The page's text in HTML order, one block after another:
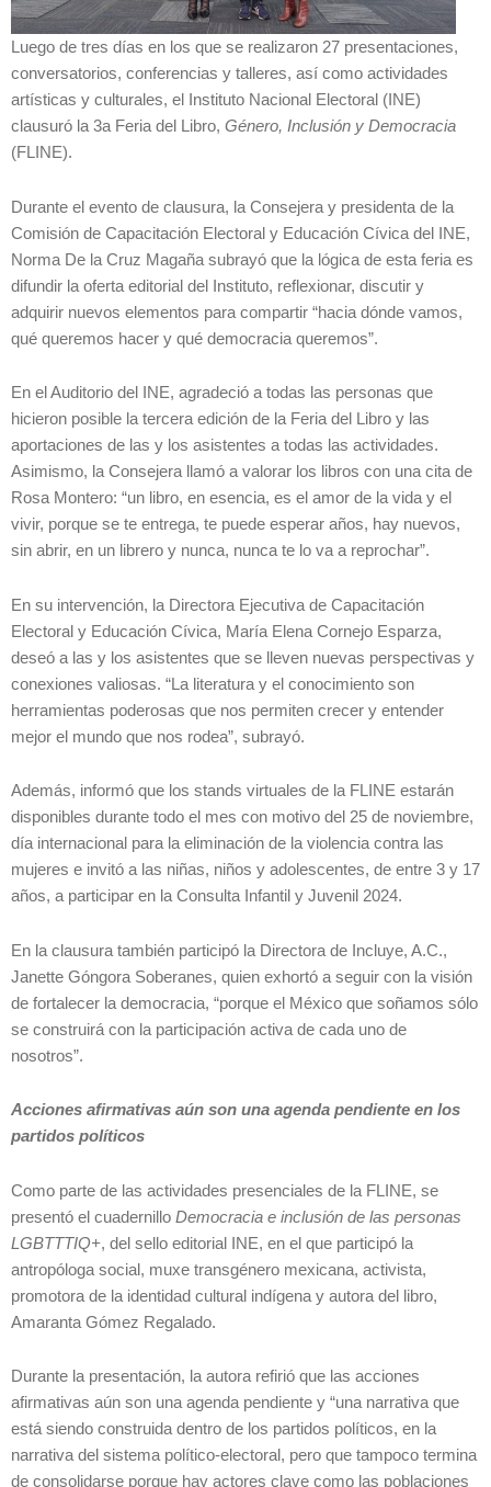
Luego de tres días en los que se realizaron 27 presentaciones,
conversatorios, conferencias y talleres, así como actividades
artísticas y culturales, el Instituto Nacional Electoral (INE)
clausuró la 3a Feria del Libro, Género, Inclusión y Democracia
(FLINE).
Durante el evento de clausura, la Consejera y presidenta de la
Comisión de Capacitación Electoral y Educación Cívica del INE,
Norma De la Cruz Magaña subrayó que la lógica de esta feria es
difundir la oferta editorial del Instituto, reflexionar, discutir y
adquirir nuevos elementos para compartir “hacia dónde vamos,
qué queremos hacer y qué democracia queremos”.
En el Auditorio del INE, agradeció a todas las personas que
hicieron posible la tercera edición de la Feria del Libro y las
aportaciones de las y los asistentes a todas las actividades.
Asimismo, la Consejera llamó a valorar los libros con una cita de
Rosa Montero: “un libro, en esencia, es el amor de la vida y el
vivir, porque se te entrega, te puede esperar años, hay nuevos,
sin abrir, en un librero y nunca, nunca te lo va a reprochar”.
En su intervención, la Directora Ejecutiva de Capacitación
Electoral y Educación Cívica, María Elena Cornejo Esparza,
deseó a las y los asistentes que se lleven nuevas perspectivas y
conexiones valiosas. “La literatura y el conocimiento son
herramientas poderosas que nos permiten crecer y entender
mejor el mundo que nos rodea”, subrayó.
Además, informó que los stands virtuales de la FLINE estarán
disponibles durante todo el mes con motivo del 25 de noviembre,
día internacional para la eliminación de la violencia contra las
mujeres e invitó a las niñas, niños y adolescentes, de entre 3 y 17
años, a participar en la Consulta Infantil y Juvenil 2024.
En la clausura también participó la Directora de Incluye, A.C.,
Janette Góngora Soberanes, quien exhortó a seguir con la visión
de fortalecer la democracia, “porque el México que soñamos sólo
se construirá con la participación activa de cada uno de
nosotros”.
Acciones afirmativas aún son una agenda pendiente en los
partidos políticos
Como parte de las actividades presenciales de la FLINE, se
presentó el cuadernillo Democracia e inclusión de las personas
LGBTTTIQ+, del sello editorial INE, en el que participó la
antropóloga social, muxe transgénero mexicana, activista,
promotora de la identidad cultural indígena y autora del libro,
Amaranta Gómez Regalado.
Durante la presentación, la autora refirió que las acciones
afirmativas aún son una agenda pendiente y “una narrativa que
está siendo construida dentro de los partidos políticos, en la
narrativa del sistema político-electoral, pero que tampoco termina
de consolidarse porque hay actores clave como las poblaciones